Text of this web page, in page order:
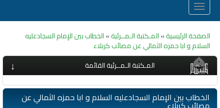
Toggle
navigation
الصفحة الرئيسية»المـكتبة الـمــرئية»الخطاب بين الإمام السجادعليه
السلام و ابا حمزه الثمالي عن مصائب كربلاء
↓ المـكتبة الـمــرئية القائمة
الخطاب بين الإمام السجادعليه السلام و ابا حمزه الثمالي عن